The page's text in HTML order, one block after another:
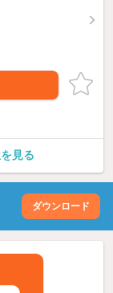
見る
ダウンロード